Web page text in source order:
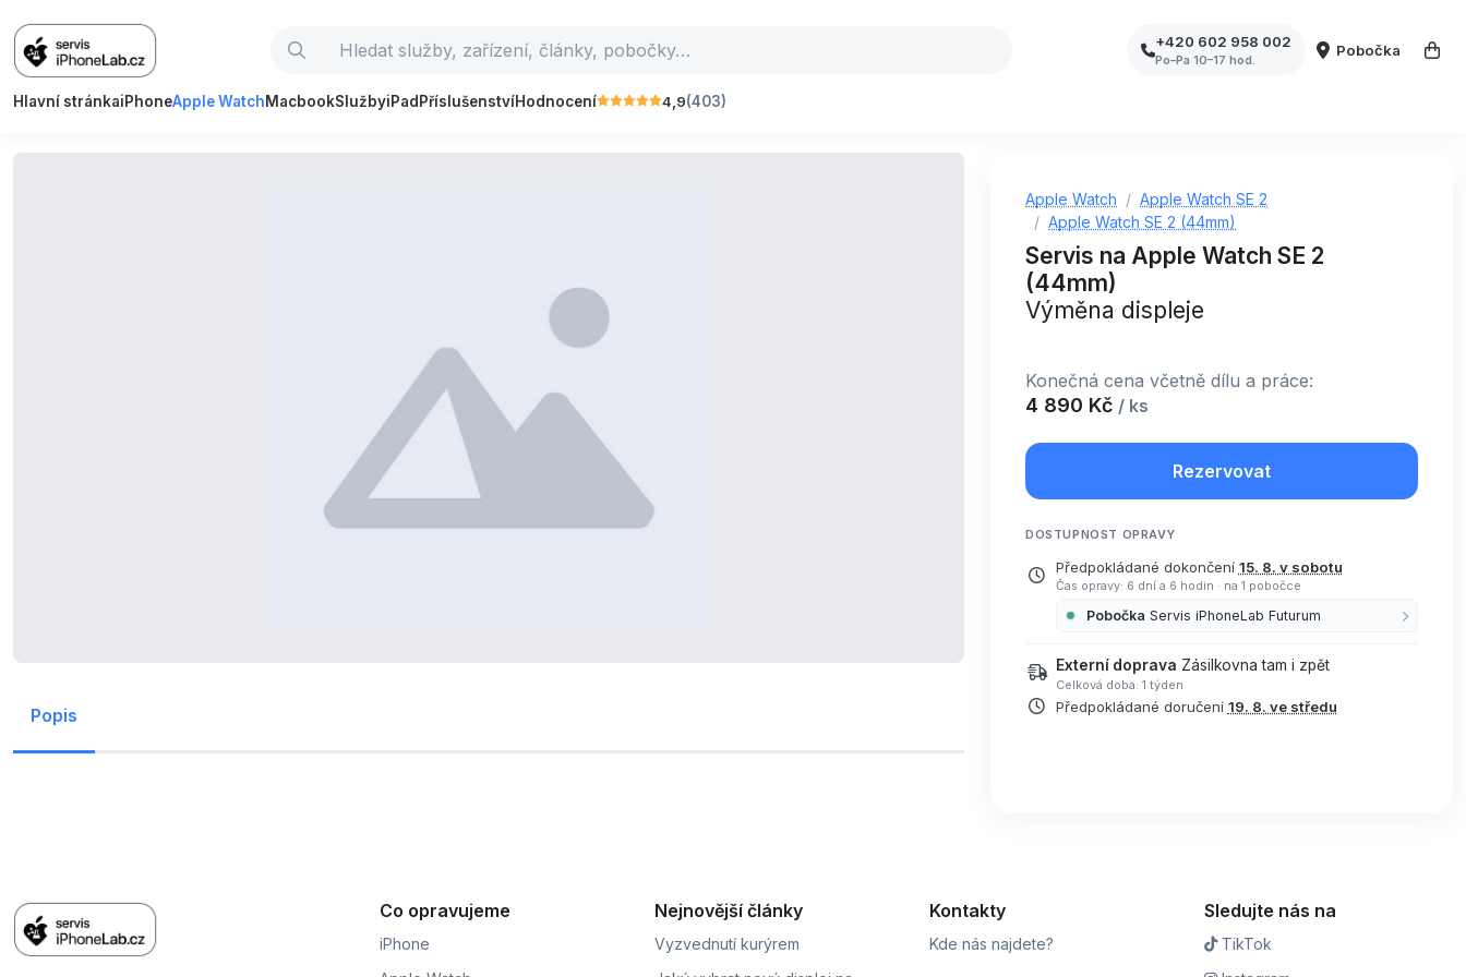
+420 602 958 002
Po–Pa 10–17 hod.
Pobočka
Hlavní stránkaiPhoneApple WatchMacbookSlužbyiPad PříslušenstvíHodnocení 4,9(403)
Popis
Apple Watch
Apple Watch SE 2
Apple Watch SE 2 (44mm)
Servis na Apple Watch SE 2
(44mm)
Výměna displeje
Konečná cena včetně dílu a práce:
4 890 Kč / ks
Rezervovat
DOSTUPNOST OPRAVY
Předpokládané dokončení 15. 8. v sobotu
Čas opravy: 6 dní a 6 hodin · na 1 pobočce
Pobočka Servis iPhoneLab Futurum
Externí doprava Zásilkovna tam i zpět
Celková doba: 1 týden
Předpokládané doručení 19. 8. ve středu
Co opravujeme
iPhone
Nejnovější články
Vyzvednutí kurýrem
Kontakty
Kde nás najdete?
Sledujte nás na
TikTok